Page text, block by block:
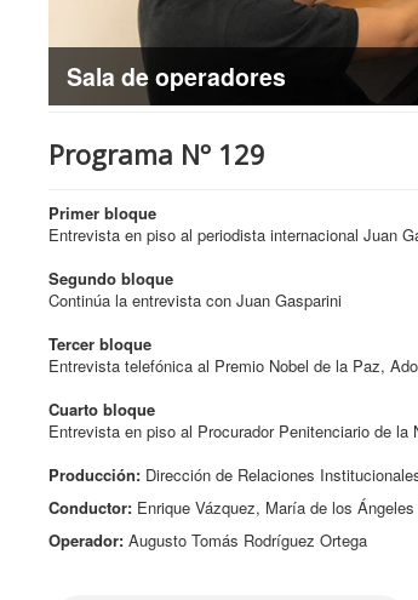
Sala de operadores
Programa Nº 129
Primer bloque
Entrevista en piso al periodista internacional Juan
Segundo bloque
Continúa la entrevista con Juan Gasparini
Tercer bloque
Entrevista telefónica al Premio Nobel de la Paz,
Cuarto bloque
Entrevista en piso al Procurador Penitenciario de
Producción: Dirección de Relaciones
Conductor: Enrique Vázquez, María de los
Operador: Augusto Tomás Rodríguez Ortega